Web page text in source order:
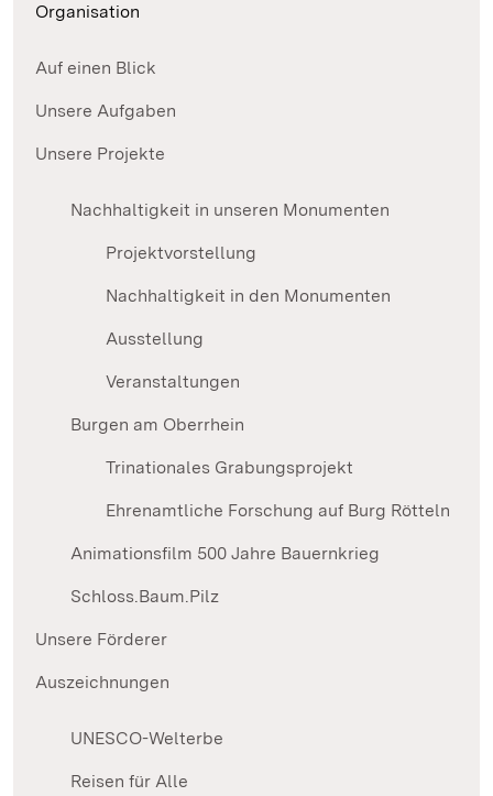
Organisation
Auf einen Blick
Unsere Aufgaben
Unsere Projekte
Nachhaltigkeit in unseren Monumenten
Projektvorstellung
Nachhaltigkeit in den Monumenten
Ausstellung
Veranstaltungen
Burgen am Oberrhein
Trinationales Grabungsprojekt
Ehrenamtliche Forschung auf Burg Rötteln
Animationsfilm 500 Jahre Bauernkrieg
Schloss.Baum.Pilz
Unsere Förderer
Auszeichnungen
UNESCO-Welterbe
Reisen für Alle